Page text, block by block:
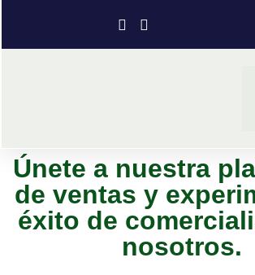
Únete a nuestra
de ventas y
éxito de
nosotros.